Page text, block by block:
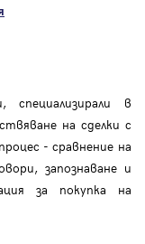
в
на сделки с
- сравнение на
запознаване и
за покупка на